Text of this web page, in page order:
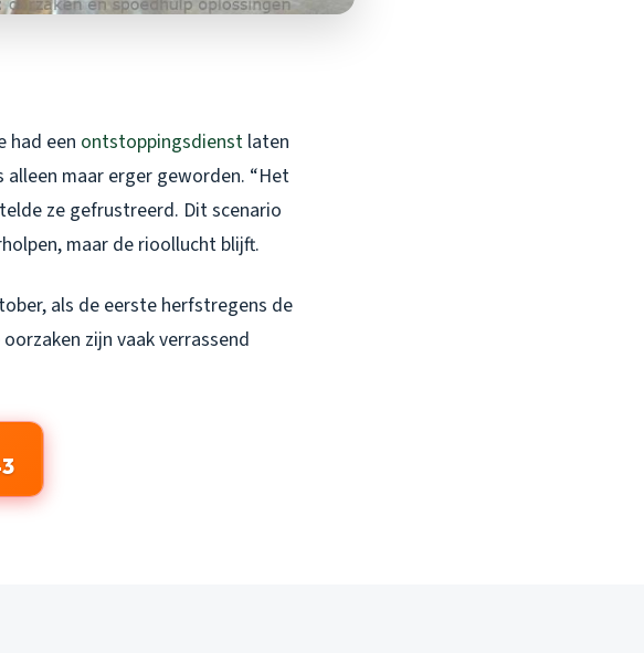
had een ontstoppingsdienst laten
maar erger geworden. “Het
ze gefrustreerd. Dit scenario
maar de rioollucht blijft.
als de eerste herfstregens de
zijn vaak verrassend